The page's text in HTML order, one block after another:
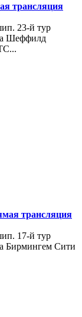
трансляция
23-й тур
Шеффилд
трансляция
17-й тур
Бирмингем Сити